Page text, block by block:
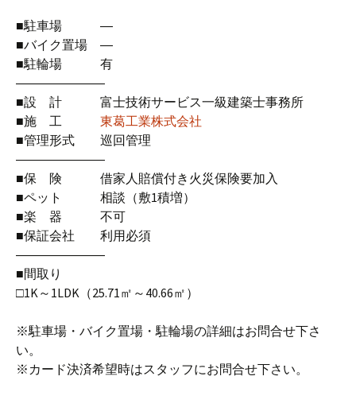
■駐車場 ―
■バイク置場 ―
■駐輪場 有
―――――――
■設 計 富士技術サービス一級建築士事務所
■施 工 東葛工業株式会社
■管理形式 巡回管理
―――――――
■保 険 借家人賠償付き火災保険要加入
■ペット 相談（敷1積増）
■楽 器 不可
■保証会社 利用必須
―――――――
■間取り
□1K～1LDK（25.71㎡～40.66㎡）
※駐車場・バイク置場・駐輪場の詳細はお問合せ下さ
い。
※カード決済希望時はスタッフにお問合せ下さい。